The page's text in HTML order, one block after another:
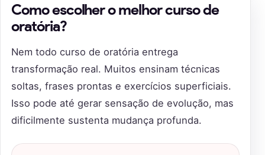
Como escolher o melhor curso de
oratória?
Nem todo curso de oratória entrega
transformação real. Muitos ensinam técnicas
soltas, frases prontas e exercícios superficiais.
Isso pode até gerar sensação de evolução, mas
dificilmente sustenta mudança profunda.